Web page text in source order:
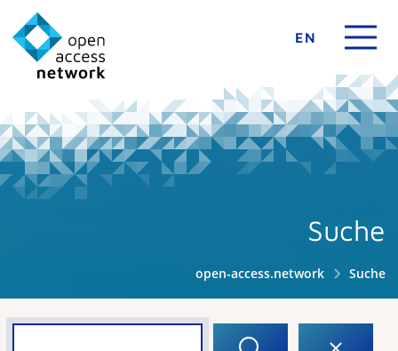
EN
Suche
open-access.network Suche